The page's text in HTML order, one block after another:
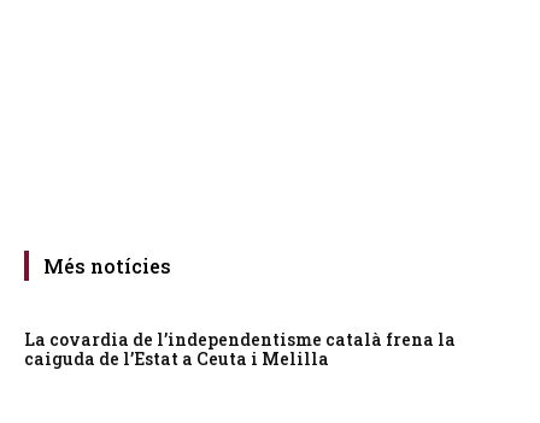
Més notícies
La covardia de l’independentisme català frena la
caiguda de l’Estat a Ceuta i Melilla